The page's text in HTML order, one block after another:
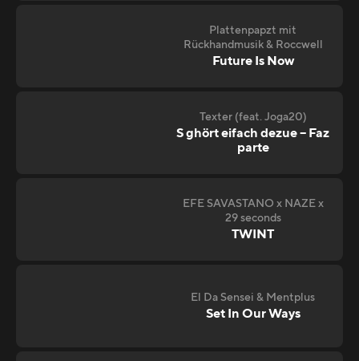
Plattenpapzt mit
Rückhandmusik & Roccwell
Future Is Now
Texter (feat. Joga20)
S ghört eifach dezue – Faz
parte
EFE SAVASTANO x NAZE x
29 seconds
TWINT
El Da Sensei & Mentplus
Set In Our Ways